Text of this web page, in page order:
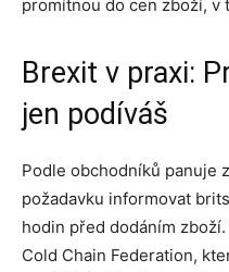
promítnou do cen zboží, v
Brexit v praxi:
jen podíváš
Podle obchodníků panuje
požadavku informovat
hodin před dodáním
Cold Chain Federation,